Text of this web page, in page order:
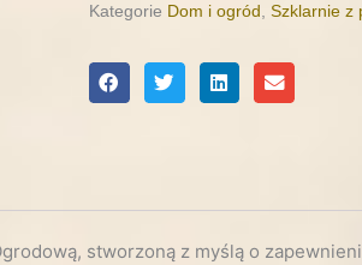
Kategorie Dom i ogród Szklarnie z
stworzoną z myślą o